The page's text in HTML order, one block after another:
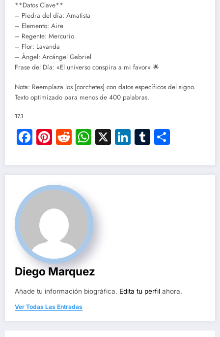
**Datos Clave**
– Piedra del día: Amatista
– Elemento: Aire
– Regente: Mercurio
– Flor: Lavanda
– Ángel: Arcángel Gabriel
Frase del Día: «El universo conspira a mi favor» 🌟
Nota: Reemplaza los [corchetes] con datos específicos del signo.
Texto optimizado para menos de 400 palabras.
173
Facebook
Pinterest
RedditWhatsApp
X LinkedIn
Tumblr
Diego Marquez
Añade tu información biográfica. Edita tu perfil ahora.
Ver Todas Las Entradas